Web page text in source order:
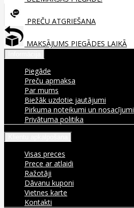
PREČU ATGRIEŠANA
MAKSĀJUMS PIEGĀDES LAIKĀ
Piegāde
Preču apmaksa
Par mums
Biežāk uzdotie jautājumi
Pirkuma noteikumi un nosacījumi
Privātuma politika
Visas preces
Prece ar atlaidi
Ražotāji
Dāvanu kuponi
Vietnes karte
Kontakti